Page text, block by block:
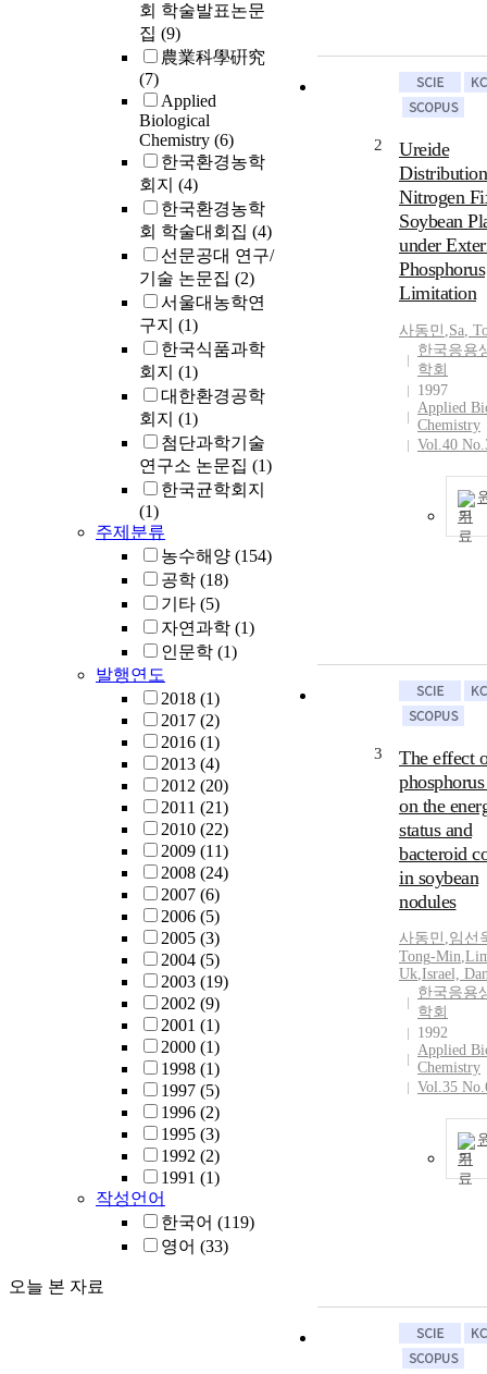
회 학술발표논문
집 (9)
農業科學硏究
(7)
Applied
Biological
Chemistry (6)
한국환경농학
회지 (4)
한국환경농학
회 학술대회집 (4)
선문공대 연구/
기술 논문집 (2)
서울대농학연
구지 (1)
한국식품과학
회지 (1)
대한환경공학
회지 (1)
첨단과학기술
연구소 논문집 (1)
한국균학회지
(1)
주제분류
농수해양 (154)
공학 (18)
기타 (5)
자연과학 (1)
인문학 (1)
발행연도
2018 (1)
2017 (2)
2016 (1)
2013 (4)
2012 (20)
2011 (21)
2010 (22)
2009 (11)
2008 (24)
2007 (6)
2006 (5)
2005 (3)
2004 (5)
2003 (19)
2002 (9)
2001 (1)
2000 (1)
1998 (1)
1997 (5)
1996 (2)
1995 (3)
1992 (2)
1991 (1)
작성언어
한국어 (119)
영어 (33)
오늘 본 자료
2
Ureide
Nitrogen
Soybean
under
Phosphorus
Limitation
사동민 ,Sa,
한국응용
학회
1997
Applied
Chemistry
Vol.40
기
3
The effect
phosphorus
on the
status and
bacteroid
in soybean
nodules
사동민 ,임선
Tong-Min,
Uk,Israel,
한국응용
학회
1992
Applied
Chemistry
Vol.35
기